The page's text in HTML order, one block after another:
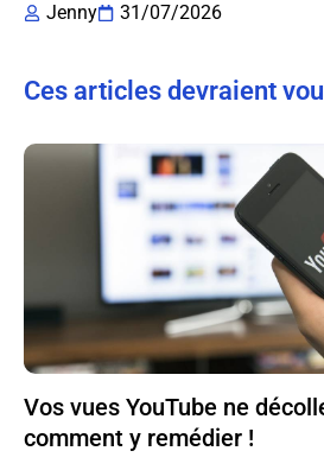
Jenny
31/07/2026
Ces articles devraient
Vos vues YouTube ne
comment y remédier !